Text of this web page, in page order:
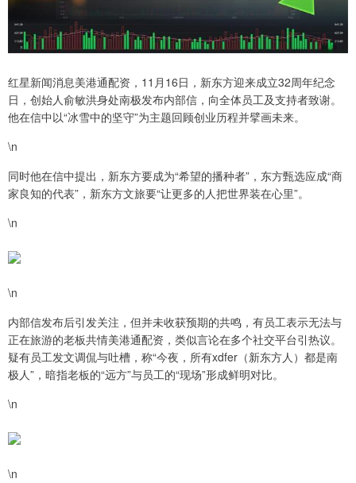
红星新闻消息美港通配资，11月16日，新东方迎来成立32周年纪念
日，创始人俞敏洪身处南极发布内部信，向全体员工及支持者致谢。
他在信中以“冰雪中的坚守”为主题回顾创业历程并擘画未来。
\n
同时他在信中提出，新东方要成为“希望的播种者”，东方甄选应成“商
家良知的代表”，新东方文旅要“让更多的人把世界装在心里”。
\n
\n
内部信发布后引发关注，但并未收获预期的共鸣，有员工表示无法与
正在旅游的老板共情美港通配资，类似言论在多个社交平台引热议。
疑有员工发文调侃与吐槽，称“今夜，所有xdfer（新东方人）都是南
极人”，暗指老板的“远方”与员工的“现场”形成鲜明对比。
\n
\n